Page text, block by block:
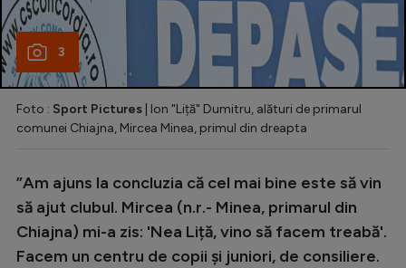
3
Foto : Sport Pictures | Ion "Liță" Dumitru, alături de primarul
comunei Chiajna, Mircea Minea, primul din dreapta
”Am ajuns la concluzia că cel mai bine este să vin
să ajut clubul. Mircea (n.r.- Minea, primarul din
Chiajna) mi-a zis: 'Nea Liță, vino să facem treabă'.
Facem un centru de copii și juniori, de consiliere.